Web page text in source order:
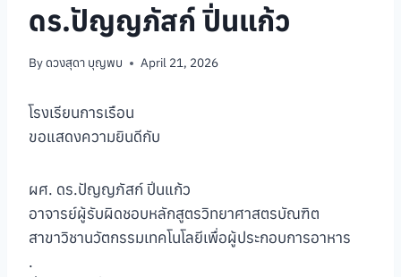
ดร.ปัญญภัสก์ ปิ่นแก้ว
Byดวงสุดา บุญพบ April 21, 2026
โรงเรียนการเรือน
ขอแสดงความยินดีกับ
ผศ. ดร.ปัญญภัสก์ ปิ่นแก้ว
อาจารย์ผู้รับผิดชอบหลักสูตรวิทยาศาสตรบัณฑิต
สาขาวิชานวัตกรรมเทคโนโลยีเพื่อผู้ประกอบการอาหาร
.